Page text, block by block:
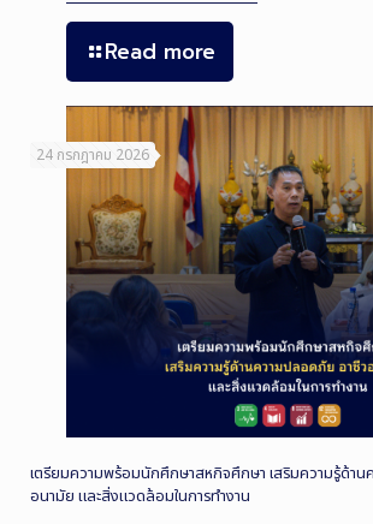
Read more
24 กรกฎาคม 2026
เตรียมความพร้อมนักศึกษาสหกิจศึกษา เสริมความรู้ด้า
อนามัย และสิ่งแวดล้อมในการทำงาน